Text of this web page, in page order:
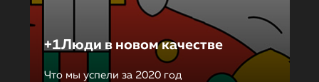
+1Люди в новом качестве
Что мы успели за 2020 год